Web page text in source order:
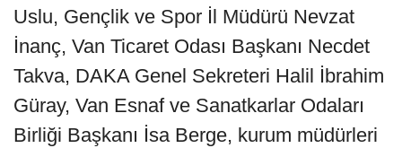
Uslu, Gençlik ve Spor İl Müdürü Nevzat
İnanç, Van Ticaret Odası Başkanı Necdet
Takva, DAKA Genel Sekreteri Halil İbrahim
Güray, Van Esnaf ve Sanatkarlar Odaları
Birliği Başkanı İsa Berge, kurum müdürleri